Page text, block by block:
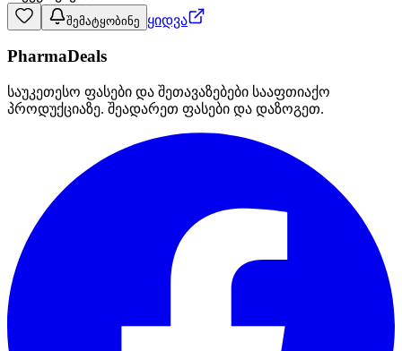
შემატყობინე ყიდვა
PharmaDeals
საუკეთესო ფასები და შეთავაზებები სააფთიაქო
პროდუქციაზე. შეადარეთ ფასები და დაზოგეთ.